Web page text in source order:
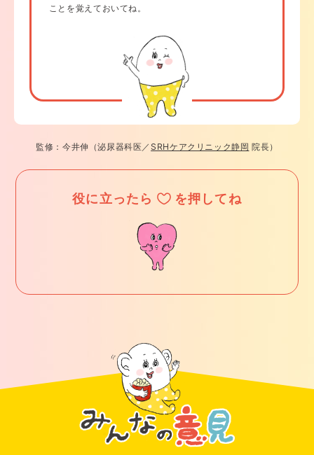
ことを覚えておいてね。
監修：今井伸（泌尿器科医／ SRHケアクリニック静岡 院長）
役に立ったら を押してね